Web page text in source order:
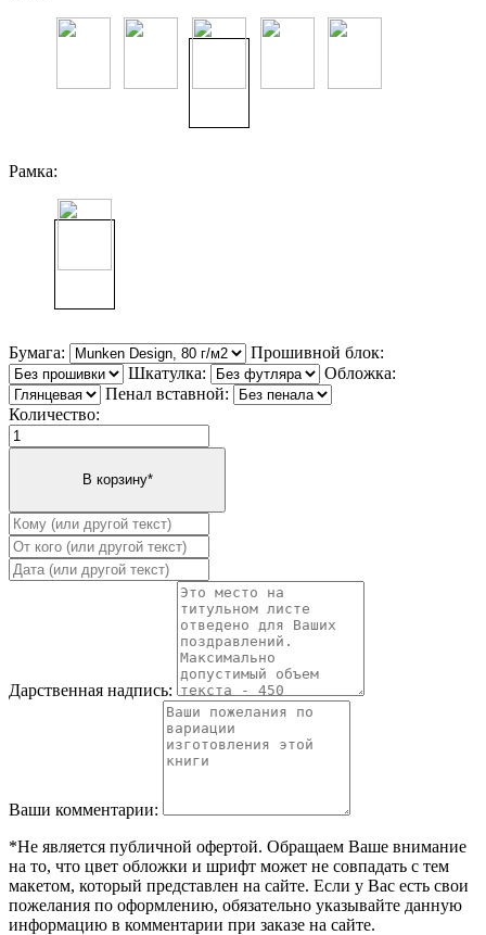
Рамка:
Бумага:
Прошивной блок:
Шкатулка:
Обложка:
Пенал вставной:
Количество:
Дарственная надпись:
Ваши комментарии:
*Не является публичной офертой. Обращаем Ваше внимание
на то, что цвет обложки и шрифт может не совпадать с тем
макетом, который представлен на сайте. Если у Вас есть свои
пожелания по оформлению, обязательно указывайте данную
информацию в комментарии при заказе на сайте.